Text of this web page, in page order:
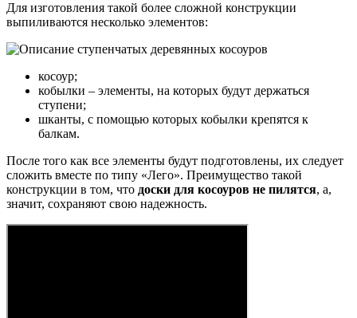
Для изготовления такой более сложной конструкции
выпиливаются несколько элементов:
косоур;
кобылки – элементы, на которых будут держаться
ступени;
шканты, с помощью которых кобылки крепятся к
балкам.
После того как все элементы будут подготовлены, их следует
сложить вместе по типу «Лего». Преимущество такой
конструкции в том, что доски для косоуров не пилятся, а,
значит, сохраняют свою надежность.